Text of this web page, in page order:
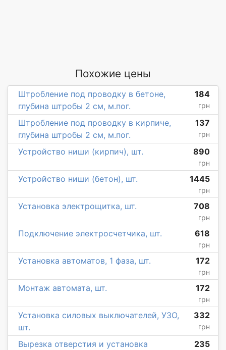
Похожие цены
Штробление под проводку в бетоне,
глубина штробы 2 см, м.пог.
184
грн
Штробление под проводку в кирпиче,
глубина штробы 2 см, м.пог.
137
грн
Устройство ниши (кирпич), шт. 890
грн
Устройство ниши (бетон), шт. 1445
грн
Установка электрощитка, шт. 708
грн
Подключение электросчетчика, шт. 618
грн
Установка автоматов, 1 фаза, шт. 172
грн
Монтаж автомата, шт. 172
грн
Установка силовых выключателей, УЗО,
шт.
332
грн
Вырезка отверстия и установка
235